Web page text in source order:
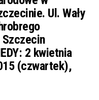
Ul. Wały
Szczecin
2 kwietnia
(czwartek),